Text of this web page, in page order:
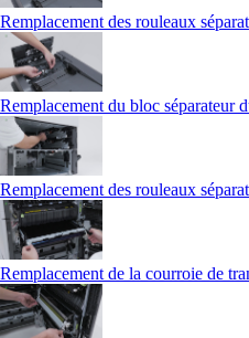
Remplacement des rouleaux
Remplacement du bloc séparateur
Remplacement des rouleaux
Remplacement de la courroie de